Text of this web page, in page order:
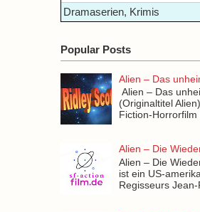
Dramaserien, Krimis
Popular Posts
Alien – Das
Alien – Das
(Originaltitel
Fiction-Horrorfilm
Alien – Die
Alien – Die
ist ein US-
Regisseurs Jean-